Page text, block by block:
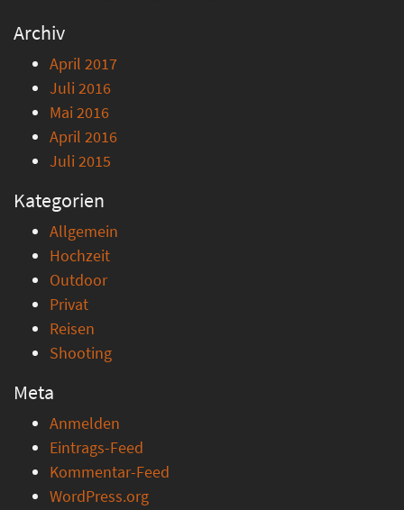
Archiv
April 2017
Juli 2016
Mai 2016
April 2016
Juli 2015
Kategorien
Allgemein
Hochzeit
Outdoor
Privat
Reisen
Shooting
Meta
Anmelden
Eintrags-Feed
Kommentar-Feed
WordPress.org